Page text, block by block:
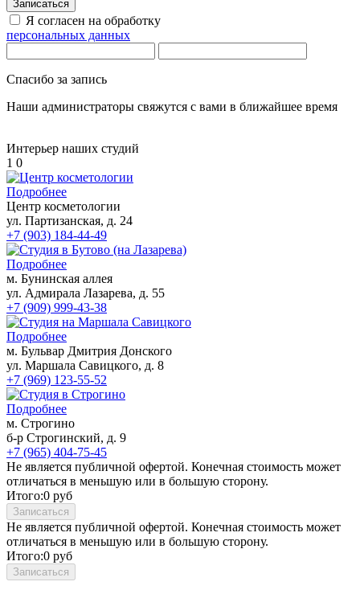
Записаться
Я согласен на обработку
персональных данных
Спасибо за запись
Наши администраторы свяжутся с вами в ближайшее время
Интерьер наших студий
1 0
Подробнее
Центр косметологии
ул. Партизанская, д. 24
+7 (903) 184-44-49
Подробнее
м. Бунинская аллея
ул. Адмирала Лазарева, д. 55
+7 (909) 999-43-38
Подробнее
м. Бульвар Дмитрия Донского
ул. Маршала Савицкого, д. 8
+7 (969) 123-55-52
Подробнее
м. Строгино
б-р Строгинский, д. 9
+7 (965) 404-75-45
Не является публичной офертой. Конечная стоимость может
отличаться в меньшую или в большую сторону.
Итого:0 руб
Записаться
Не является публичной офертой. Конечная стоимость может
отличаться в меньшую или в большую сторону.
Итого:0 руб
Записаться